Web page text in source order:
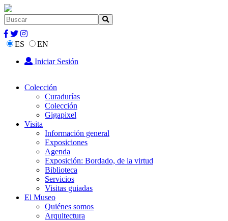
ES
EN
Iniciar Sesión
Colección
Curadurías
Colección
Gigapixel
Visita
Información general
Exposiciones
Agenda
Exposición: Bordado, de la virtud
Biblioteca
Servicios
Visitas guiadas
El Museo
Quiénes somos
Arquitectura